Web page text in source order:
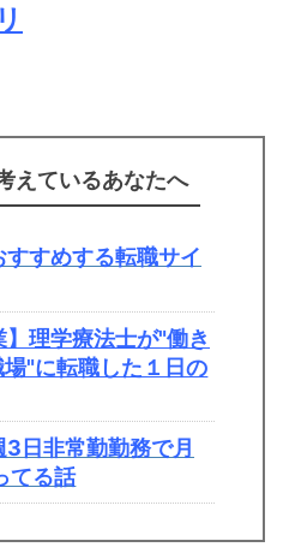
えているあなたへ
すめする転職サイ
】理学療法士が"働き
"に転職した１日の
日非常勤勤務で月
てる話